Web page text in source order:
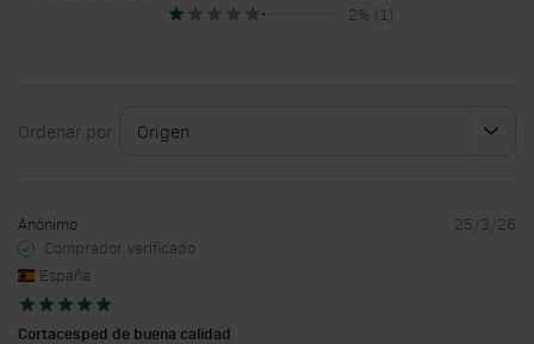
2% (1)
Ordenar por:
Anónimo
Comprador verificado
España
25/3/26
Cortacesped de buena calidad